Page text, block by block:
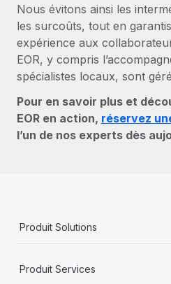
Nous évitons ainsi les
les surcoûts, tout en
expérience aux
EOR, y compris
spécialistes locaux, sont
Pour en savoir plus et
EOR en action, réservez
l’un de nos experts dès
Produit Solutions
Produit Services